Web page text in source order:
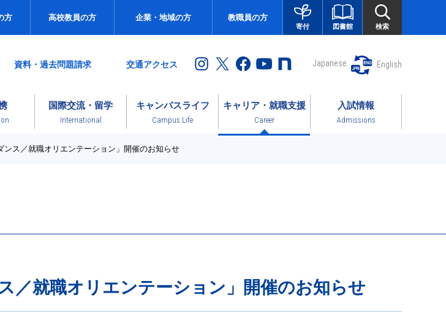
方 高校教員の方 企業・地域の方 教職員の方
寄付 図書館 検索
資料・過去問題請求 交通アクセス Japanese English
国際交流・留学
International
キャンパスライフ
Campus Life
キャリア・就職支援
Career
入試情報
Admissions
ンス／就職オリエンテーション」開催のお知らせ
／就職オリエンテーション」開催のお知らせ